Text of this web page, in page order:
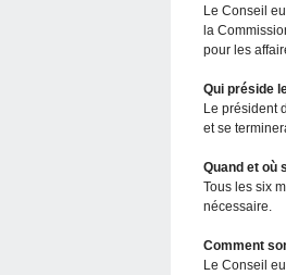
Le Conseil
la
pour les
Qui préside
Le président
et se
Quand et où
Tous les six
nécessaire.
Comment
Le Conseil